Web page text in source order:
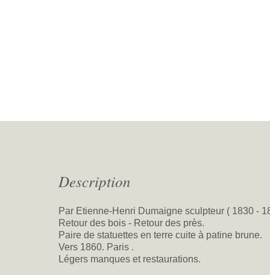
Description
Par Etienne-Henri Dumaigne sculpteur ( 1830 -
Retour des bois - Retour des près.
Paire de statuettes en terre cuite à patine brune.
Vers 1860. Paris .
Légers manques et restaurations.